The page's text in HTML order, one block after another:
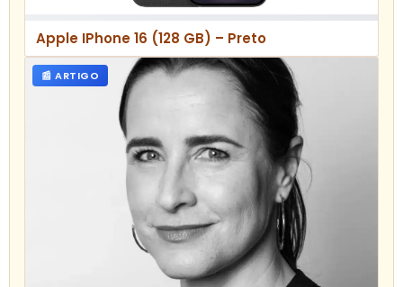
Apple IPhone 16 (128 GB) – Preto
📰 ARTIGO